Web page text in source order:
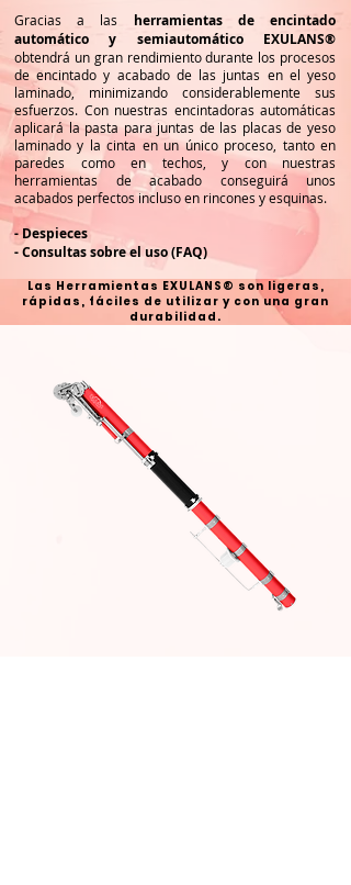
Gracias a las herramientas de encintado
automático y semiautomático EXULANS®
obtendrá un gran rendimiento durante los procesos
de encintado y acabado de las juntas en el yeso
laminado, minimizando considerablemente sus
esfuerzos. Con nuestras encintadoras automáticas
aplicará la pasta para juntas de las placas de yeso
laminado y la cinta en un único proceso, tanto en
paredes como en techos, y con nuestras
herramientas de acabado conseguirá unos
acabados perfectos incluso en rincones y esquinas.
- Despieces
- Consultas sobre el uso (FAQ)
Las Herramientas EXULANS® son ligeras,
rápidas, fáciles de utilizar y con una gran
durabilidad.